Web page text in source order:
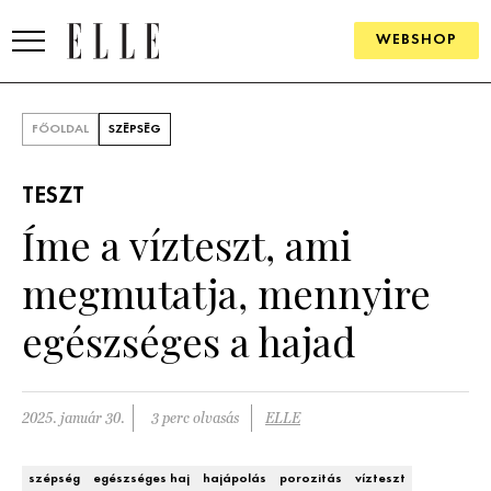
WEBSHOP
SZÉPSÉG
KULTÚRA
PSZICHÉ
ÉLETMÓD
PÁRKAPCSOLAT
FŐOLDAL SZÉPSÉG
TESZT
Íme a vízteszt, ami
megmutatja, mennyire
egészséges a hajad
2025. január 30. 3 perc olvasás ELLE
szépség egészséges haj hajápolás porozitás vízteszt